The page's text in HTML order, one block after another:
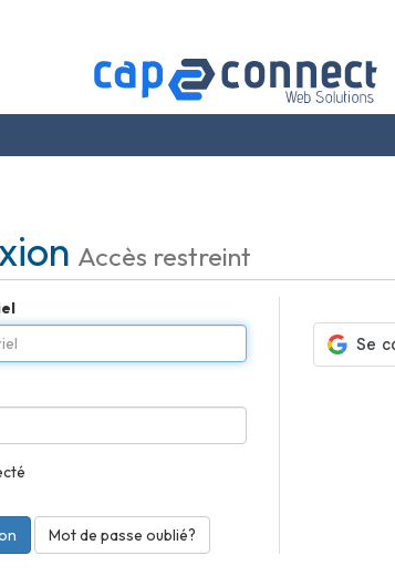
Accès restreint
Mot de passe oublié?